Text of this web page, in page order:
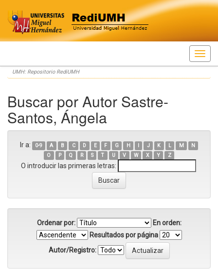
Skip
navigation
UMH: Repositorio RediUMH
Buscar por Autor Sastre-
Santos, Ángela
Ir a: 0-9 A B C D E F G H I J K L M
N
O
P Q R S T U V W X Y Z
O introducir las primeras letras:
Ordenar por:
En orden:
Resultados por página
Autor/Registro: